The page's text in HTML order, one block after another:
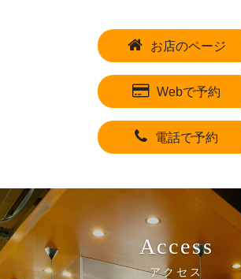
お店のページ
Webで予約
電話で予約
Access
アクセス